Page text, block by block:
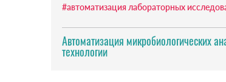
#автоматизация лабораторных
Автоматизация микробиологических
технологии